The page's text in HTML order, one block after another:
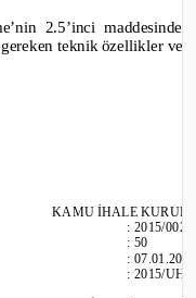
2.5’inci maddesinde
teknik özellikler ve
KAMU İHALE
:2015/002
:50
:
:2015/